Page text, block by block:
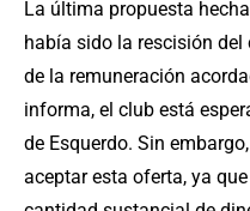
La última propuesta
había sido la rescisión
de la remuneración
informa, el club está
de Esquerdo. Sin
aceptar esta oferta, ya